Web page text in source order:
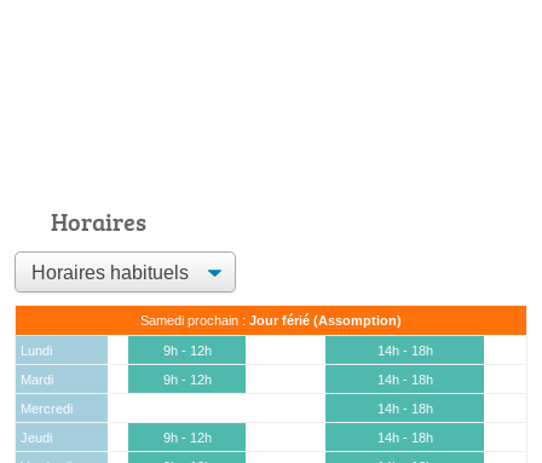
Horaires
Samedi prochain : Jour férié (Assomption)
Lundi 9h - 12h
14h - 18h
Mardi
9h - 12h
14h - 18h
Mercredi
14h - 18h
Jeudi
9h - 12h
14h - 18h